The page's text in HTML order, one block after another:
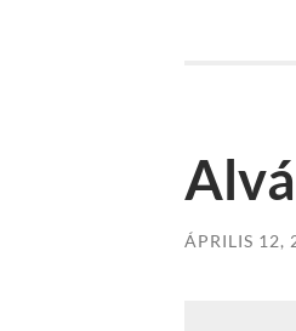
ÁPRILIS 12,